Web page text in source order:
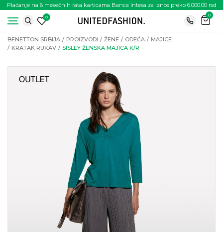
Plaćanje na 6 mesečnih rata karticama Banca Intesa za iznos preko 6.000.00 rsd
0
0
BENETTON SRBIJA PROIZVODI ŽENE ODEĆA
MAJICE
KRATAK RUKAV
SISLEY ŽENSKA MAJICA K/R